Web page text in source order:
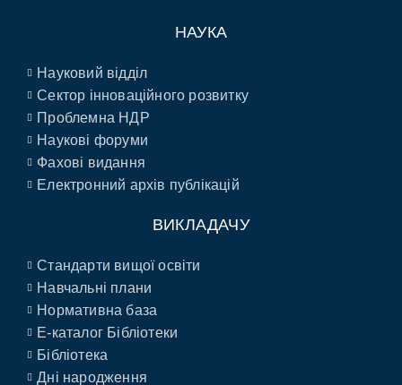
НАУКА
Науковий відділ
Сектор інноваційного розвитку
Проблемна НДР
Наукові форуми
Фахові видання
Електронний архів публікацій
ВИКЛАДАЧУ
Стандарти вищої освіти
Навчальні плани
Нормативна база
E-каталог Бібліотеки
Бібліотека
Дні народження